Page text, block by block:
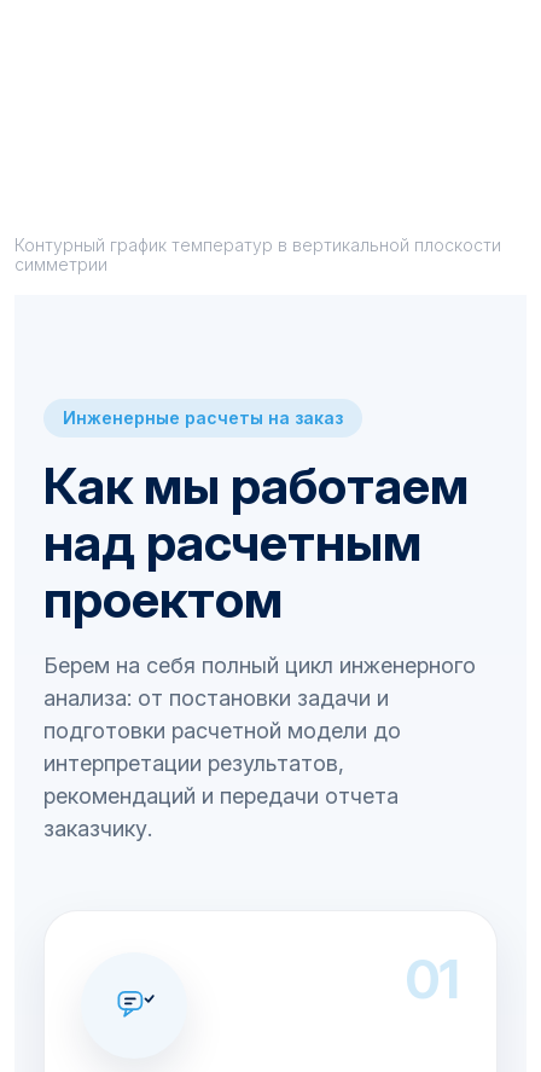
Контурный график температур в вертикальной плоскости
симметрии
Инженерные расчеты на заказ
Как мы работаем
над расчетным
проектом
Берем на себя полный цикл инженерного
анализа: от постановки задачи и
подготовки расчетной модели до
интерпретации результатов,
рекомендаций и передачи отчета
заказчику.
01